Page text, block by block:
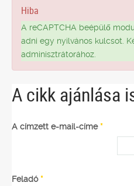
Hiba
A reCAPTCHA beépülő
adni egy nyilvános kulcsot.
adminisztrátorához.
A cikk ajánlása
A címzett e-mail-címe*
Feladó*